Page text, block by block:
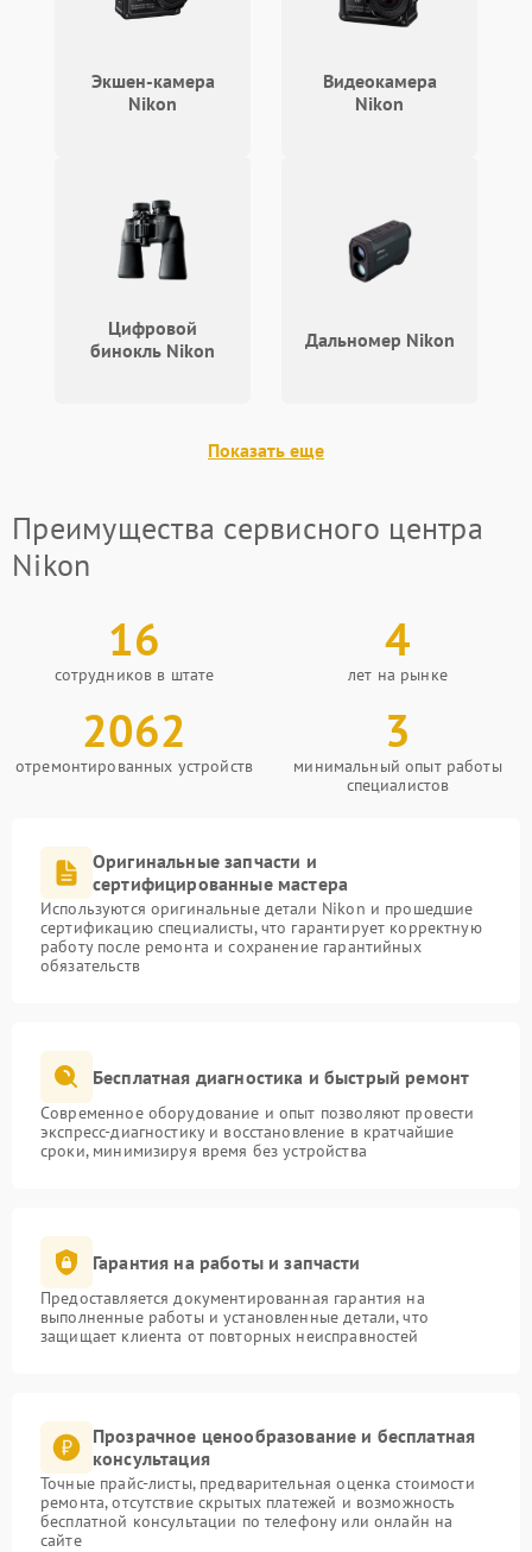
Экшен-камера
Nikon
Видеокамера
Nikon
Цифровой
бинокль Nikon
Дальномер Nikon
Показать еще
Преимущества сервисного центра
Nikon
16
сотрудников в штате
4
лет на рынке
2062
отремонтированных устройств
3
минимальный опыт работы
специалистов
Оригинальные запчасти и
сертифицированные мастера
Используются оригинальные детали Nikon и прошедшие
сертификацию специалисты, что гарантирует корректную
работу после ремонта и сохранение гарантийных
обязательств
Бесплатная диагностика и быстрый ремонт
Современное оборудование и опыт позволяют провести
экспресс-диагностику и восстановление в кратчайшие
сроки, минимизируя время без устройства
Гарантия на работы и запчасти
Предоставляется документированная гарантия на
выполненные работы и установленные детали, что
защищает клиента от повторных неисправностей
Прозрачное ценообразование и бесплатная
консультация
Точные прайс-листы, предварительная оценка стоимости
ремонта, отсутствие скрытых платежей и возможность
бесплатной консультации по телефону или онлайн на
сайте